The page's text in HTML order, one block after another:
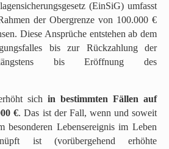
g
o
t
o
t
p
)
.
(EinSiG) umfasst
der Obergrenze von 100.000 €
Diese Ansprüche entstehen ab dem
bis zur Rückzahlung der
längstens bis Eröffnung des
sich in bestimmten Fällen auf
€. Das ist der Fall, wenn und soweit
besonderen Lebensereignis im Leben
ist (vorübergehend erhöhte